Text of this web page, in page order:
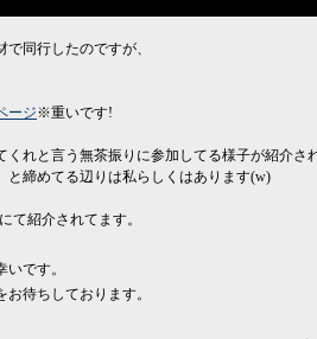
同行したのですが、
ージ※重いです!
くれと言う無茶振りに参加してる様子が紹介さ
と締めてる辺りは私らしくはあります(w)
て紹介されてます。
です。
待ちしております。